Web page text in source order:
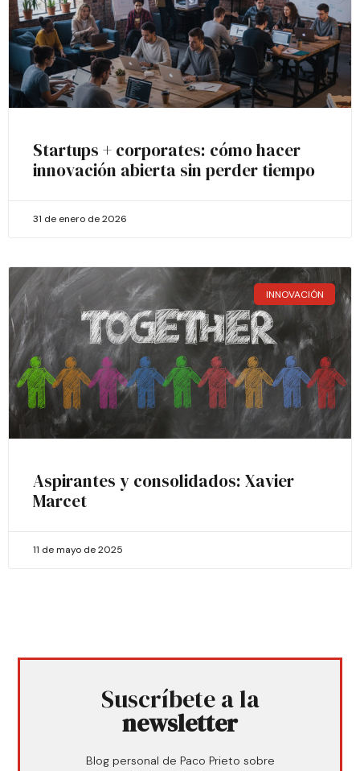
Startups + corporates: cómo hacer
innovación abierta sin perder tiempo
31 de enero de 2026
INNOVACIÓN
Aspirantes y consolidados: Xavier
Marcet
11 de mayo de 2025
Suscríbete a la
newsletter
Blog personal de Paco Prieto sobre